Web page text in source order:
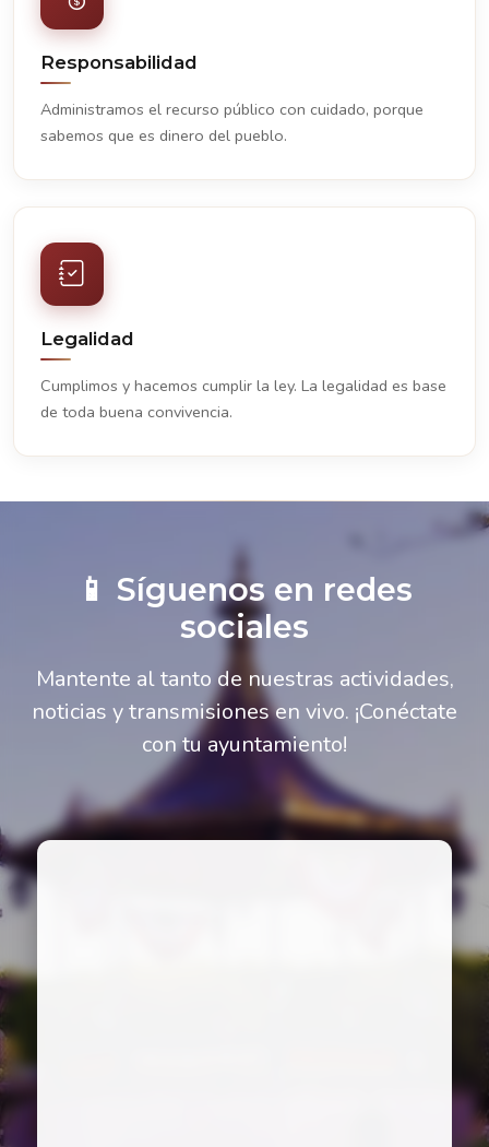
Responsabilidad
Administramos el recurso público con cuidado, porque
sabemos que es dinero del pueblo.
Legalidad
Cumplimos y hacemos cumplir la ley. La legalidad es base
de toda buena convivencia.
📱 Síguenos en redes
sociales
Mantente al tanto de nuestras actividades,
noticias y transmisiones en vivo. ¡Conéctate
con tu ayuntamiento!